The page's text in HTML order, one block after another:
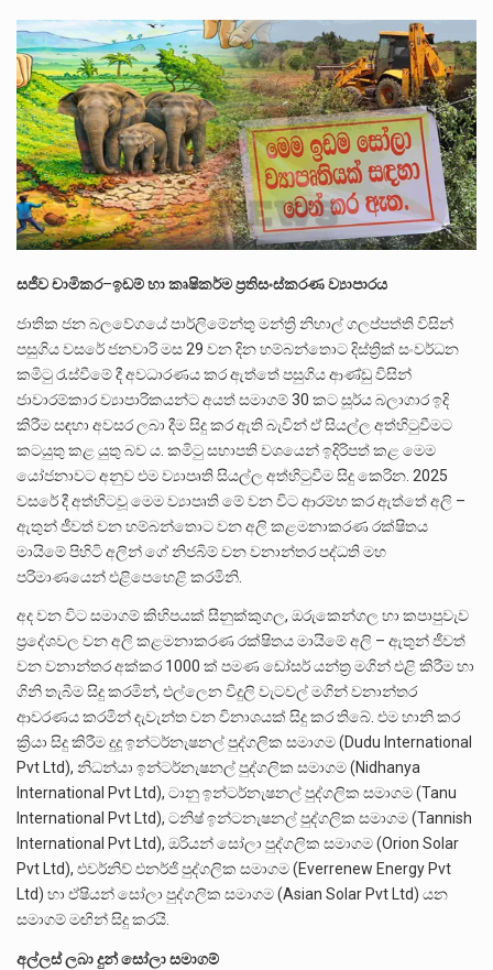
දිවයින පුරා පිහිටි බන්ධනාගාරවල පවතින දැඩි තදබදය හේතුවෙන් බන්ධනාගාර පද්ධතිය තුළ දැඩි අවදානම් තත්ත්වයක් නිර්මාණය…
නව පරිසර පනත යටතේ ශබ්ද දූෂණය සම්බන්ධයෙන් කටයුතු කිරීමට නව රෙගුලාසි ගෙන ඒමට මධ්‍යම පරිසර…
සජීව චාමිකර–ඉඩම් හා කෘෂිකර්ම ප්‍රතිසංස්කරණ ව්‍යාපාරය
ජාතික ජන බලවේගයේ පාර්ලිමේන්තු මන්ත්‍රි නිහාල් ගලප්පත්ති විසින්
පසුගිය වසරේ ජනවාරි මස 29 වන දින හම්බන්තොට දිස්ත්‍රික් සංවර්ධන
කමිටු රැස්වීමේ දී අවධාරණය කර ඇත්තේ පසුගිය ආණ්ඩු විසින්
ජාවාරම්කාර ව්‍යාපාරිකයන්ට අයත් සමාගම් 30 කට සූර්ය බලාගාර ඉදි
කිරීම සඳහා අවසර ලබා දීම සිදු කර ඇති බැවින් ඒ සියල්ල අත්හිටුවීමට
කටයුතු කළ යුතු බව ය. කමිටු සභාපති වශයෙන් ඉදිරිපත් කළ මෙම
යෝජනාවට අනුව එම ව්‍යාපෘති සියල්ල අත්හිටුවීම සිදු කෙරින. 2025
වසරේ දී අත්හිටවූ මෙම ව්‍යාපෘති මේ වන විට ආරම්භ කර ඇත්තේ අලි –
ඇතුන් ජීවත් වන හම්බන්තොට වන අලි කළමනාකරණ රක්ෂිතය
මායිමේ පිහිටි අලින් ගේ නිජබිම් වන වනාන්තර පද්ධති මහ
පරිමාණයෙන් එළිපෙහෙළි කරමිනි.
අද වන විට සමාගම් කිහිපයක් සීනුක්කුගල, ඔරුකෙන්ගල හා කපාපුවැව
ප්‍රදේශවල වන අලි කළමනාකරණ රක්ෂිතය මායිමේ අලි – ඇතුන් ජීවත්
වන වනාන්තර අක්කර 1000 ක් පමණ ඩෝසර් යන්ත්‍ර මගින් එළි කිරීම හා
ගිනි තැබීම සිදු කරමින්, එල්ලෙන විදුලි වැටවල් මගින් වනාන්තර
ආවරණය කරමින් දැවැන්ත වන විනාශයක් සිදු කර තිබේ. එම හානි කර
ක්‍රියා සිදු කිරීම දුදූ ඉන්ටර්නැෂනල් පුද්ගලික සමාගම (Dudu International
Pvt Ltd), නිධන්යා ඉන්ටර්නැෂනල් පුද්ගලික සමාගම (Nidhanya
International Pvt Ltd), ටානු ඉන්ටර්නැෂනල් පුද්ගලික සමාගම (Tanu
International Pvt Ltd), ටනිෂ් ඉන්ටනැෂනල් පුද්ගලික සමාගම (Tannish
International Pvt Ltd), ඔරියන් සෝලා පුද්ගලික සමාගම (Orion Solar
Pvt Ltd), එවර්නිව් එනර්ජි පුද්ගලික සමාගම (Everrenew Energy Pvt
Ltd) හා ඒෂියන් සෝලා පුද්ගලික සමාගම (Asian Solar Pvt Ltd) යන
සමාගම් මඟින් සිදු කරයි.
අල්ලස් ලබා දුන් සෝලා සමාගම්